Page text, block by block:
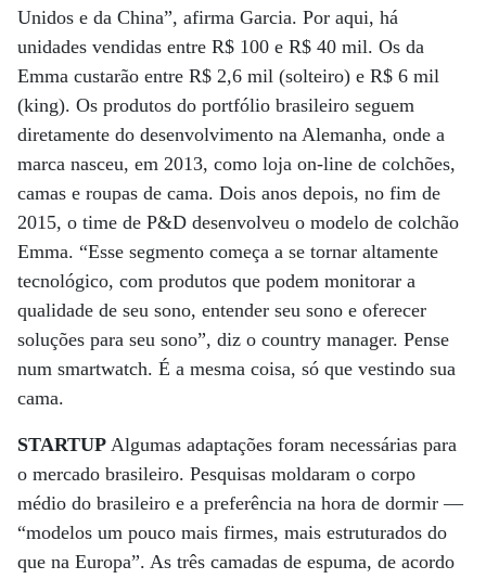
Unidos e da China”, afirma Garcia. Por aqui, há
unidades vendidas entre R$ 100 e R$ 40 mil. Os da
Emma custarão entre R$ 2,6 mil (solteiro) e R$ 6 mil
(king). Os produtos do portfólio brasileiro seguem
diretamente do desenvolvimento na Alemanha, onde a
marca nasceu, em 2013, como loja on-line de colchões,
camas e roupas de cama. Dois anos depois, no fim de
2015, o time de P&D desenvolveu o modelo de colchão
Emma. “Esse segmento começa a se tornar altamente
tecnológico, com produtos que podem monitorar a
qualidade de seu sono, entender seu sono e oferecer
soluções para seu sono”, diz o country manager. Pense
num smartwatch. É a mesma coisa, só que vestindo sua
cama.
STARTUP Algumas adaptações foram necessárias para
o mercado brasileiro. Pesquisas moldaram o corpo
médio do brasileiro e a preferência na hora de dormir —
“modelos um pouco mais firmes, mais estruturados do
que na Europa”. As três camadas de espuma, de acordo